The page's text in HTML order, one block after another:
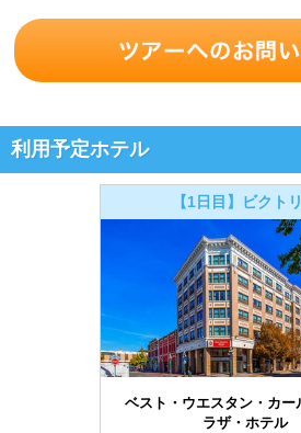
利用予定ホテル
【1日目】ビクト
ベスト・ウエスタン・カー
ラザ・ホテル